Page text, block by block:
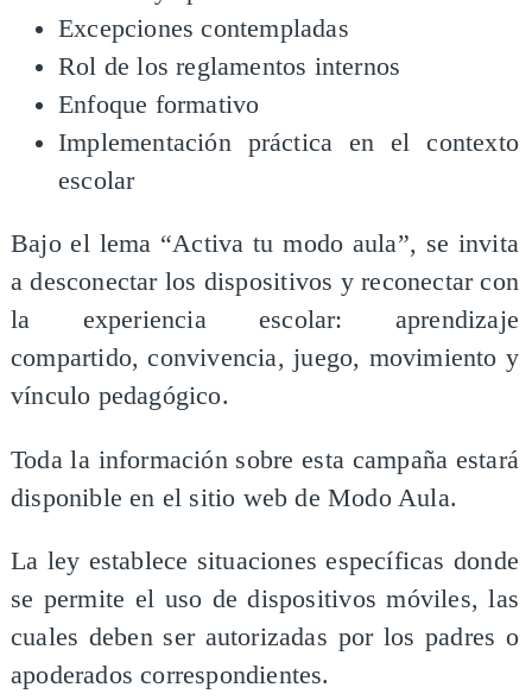
Excepciones contempladas
Rol de los reglamentos internos
Enfoque formativo
Implementación práctica en el contexto
escolar
Bajo el lema “Activa tu modo aula”, se invita
a desconectar los dispositivos y reconectar con
la experiencia escolar: aprendizaje
compartido, convivencia, juego, movimiento y
vínculo pedagógico.
Toda la información sobre esta campaña estará
disponible en el sitio web de Modo Aula.
La ley establece situaciones específicas donde
se permite el uso de dispositivos móviles, las
cuales deben ser autorizadas por los padres o
apoderados correspondientes.